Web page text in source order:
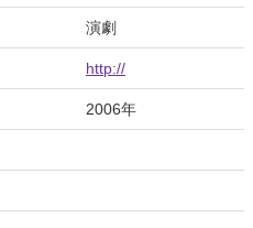
演劇
http://
2006年